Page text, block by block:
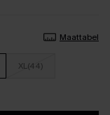
Maattabel
XL(44)